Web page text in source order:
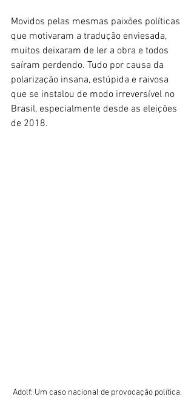
Movidos pelas mesmas paixões políticas
que motivaram a tradução enviesada,
muitos deixaram de ler a obra e todos
saíram perdendo. Tudo por causa da
polarização insana, estúpida e raivosa
que se instalou de modo irreversível no
Brasil, especialmente desde as eleições
de 2018.
Adolf: Um caso nacional de provocação política.